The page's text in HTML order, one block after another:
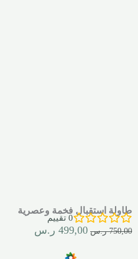
طاولة استقبال فخمة وعصرية
0 تقييم
750,00 ر.س 499,00 ر.س